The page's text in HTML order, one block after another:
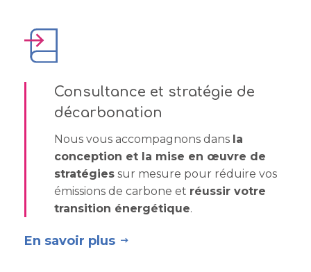
Consultance et stratégie de
décarbonation
Nous vous accompagnons dans la
conception et la mise en œuvre de
stratégies sur mesure pour réduire vos
émissions de carbone et réussir votre
transition énergétique.
En savoir plus